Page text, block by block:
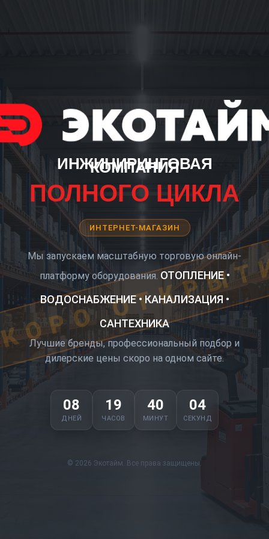
ИНЖИНИРИНГОВАЯ
КОМПАНИЯ
ПОЛНОГО ЦИКЛА
ИНТЕРНЕТ-МАГАЗИН
Мы запускаем масштабную торговую онлайн-
платформу оборудования. ОТОПЛЕНИЕ •
ВОДОСНАБЖЕНИЕ • КАНАЛИЗАЦИЯ •
САНТЕХНИКА
Лучшие бренды, профессиональный подбор и
дилерские цены скоро на одном сайте.
08
ДНЕЙ
19
ЧАСОВ
40
МИНУТ
04
СЕКУНД
© 2026 Экотайм. Все права защищены.